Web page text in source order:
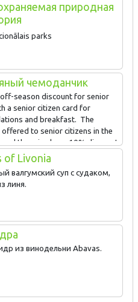
природная
parks
чемоданчик
season discount for senior
a senior citizen card for
and breakfast. The
to senior citizens in the
and there is also a 10% discount
Centre. During the season,
barefoot trail for free if the
card has spent the night at
of Livonia
валгумский суп с судаком,
линя.
из винодельни Abavas.